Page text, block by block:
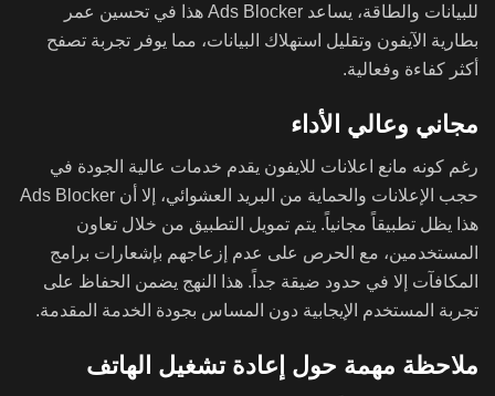
للبيانات والطاقة، يساعد Ads Blocker هذا في تحسين عمر
بطارية الآيفون وتقليل استهلاك البيانات، مما يوفر تجربة تصفح
أكثر كفاءة وفعالية.
مجاني وعالي الأداء
رغم كونه مانع اعلانات للايفون يقدم خدمات عالية الجودة في
حجب الإعلانات والحماية من البريد العشوائي، إلا أن Ads Blocker
هذا يظل تطبيقاً مجانياً. يتم تمويل التطبيق من خلال تعاون
المستخدمين، مع الحرص على عدم إزعاجهم بإشعارات برامج
المكافآت إلا في حدود ضيقة جداً. هذا النهج يضمن الحفاظ على
تجربة المستخدم الإيجابية دون المساس بجودة الخدمة المقدمة.
ملاحظة مهمة حول إعادة تشغيل الهاتف